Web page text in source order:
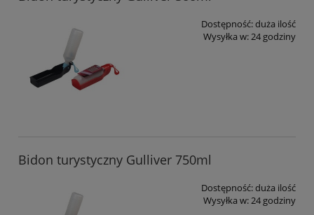
Dostępność:duża ilość
Wysyłka w:24 godziny
Bidon turystyczny Gulliver 750ml
Dostępność:duża ilość
Wysyłka w:24 godziny